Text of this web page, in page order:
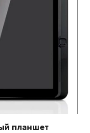
планшет